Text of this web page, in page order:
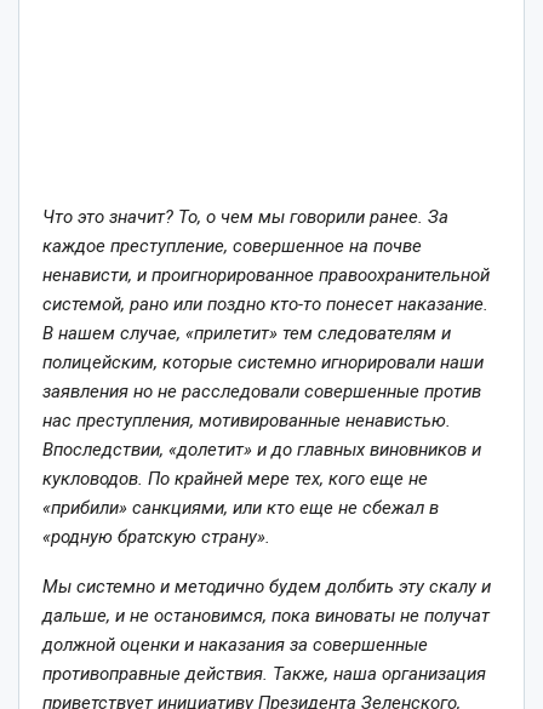
Что это значит? То, о чем мы говорили ранее. За
каждое преступление, совершенное на почве
ненависти, и проигнорированное правоохранительной
системой, рано или поздно кто-то понесет наказание.
В нашем случае, «прилетит» тем следователям и
полицейским, которые системно игнорировали наши
заявления но не расследовали совершенные против
нас преступления, мотивированные ненавистью.
Впоследствии, «долетит» и до главных виновников и
кукловодов. По крайней мере тех, кого еще не
«прибили» санкциями, или кто еще не сбежал в
«родную братскую страну».
Мы системно и методично будем долбить эту скалу и
дальше, и не остановимся, пока виноваты не получат
должной оценки и наказания за совершенные
противоправные действия. Также, наша организация
приветствует инициативу Президента Зеленского,